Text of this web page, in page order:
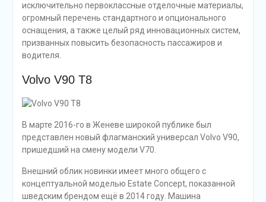
исключительно первоклассные отделочные материалы,
огромный перечень стандартного и опционального
оснащения, а также целый ряд инновационных систем,
призванных повысить безопасность пассажиров и
водителя.
Volvo V90 T8
В марте 2016-го в Женеве широкой публике был
представлен новый флагманский универсал Volvo V90,
пришедший на смену модели V70.
Внешний облик новинки имеет много общего с
концептуальной моделью Еstate Соncept, показанной
шведским брендом ещё в 2014 году. Машина